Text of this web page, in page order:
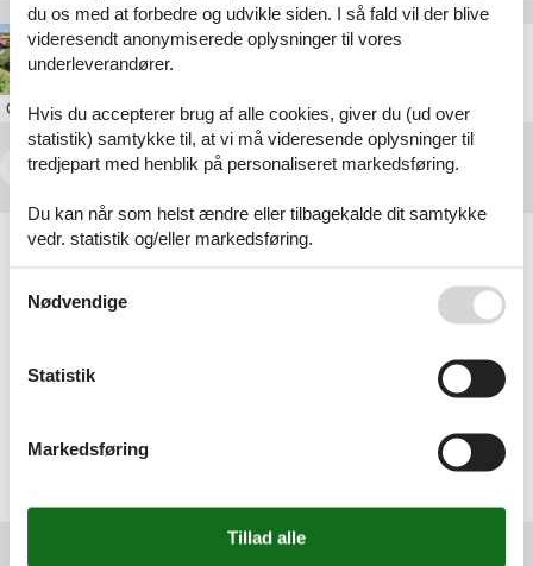
handicapvenlig sommerhus marielyst
OmMarielyst
<< < ... 3 4 5 6
Artikeltyper
Danmark
Gedser
du os med at forbedre og udvikle siden. I så fald vil der blive
videresendt anonymiserede oplysninger til vores
underleverandører.
Hvis du accepterer brug af alle cookies, giver du (ud over
statistik) samtykke til, at vi må videresende oplysninger til
tredjepart med henblik på personaliseret markedsføring.
Du kan når som helst ændre eller tilbagekalde dit samtykke
vedr. statistik og/eller markedsføring.
Nødvendige
Statistik
Markedsføring